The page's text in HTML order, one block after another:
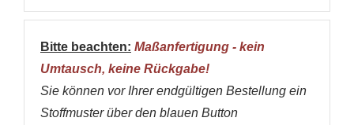
Bitte beachten: Maßanfertigung - kein
Umtausch, keine Rückgabe!
Sie können vor Ihrer endgültigen Bestellung ein
Stoffmuster über den blauen Button